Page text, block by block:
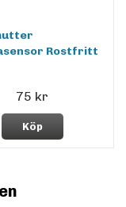
Rostfritt
75 kr
Köp